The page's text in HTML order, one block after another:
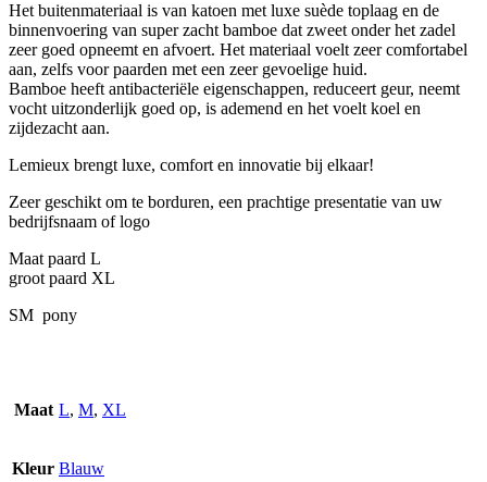
Het buitenmateriaal is van katoen met luxe suède toplaag en de
binnenvoering van super zacht bamboe dat zweet onder het zadel
zeer goed opneemt en afvoert. Het materiaal voelt zeer comfortabel
aan, zelfs voor paarden met een zeer gevoelige huid.
Bamboe heeft antibacteriële eigenschappen, reduceert geur, neemt
vocht uitzonderlijk goed op, is ademend en het voelt koel en
zijdezacht aan.
Lemieux brengt luxe, comfort en innovatie bij elkaar!
Zeer geschikt om te borduren, een prachtige presentatie van uw
bedrijfsnaam of logo
Maat paard L
groot paard XL
SM pony
Maat L, M, XL
Kleur Blauw